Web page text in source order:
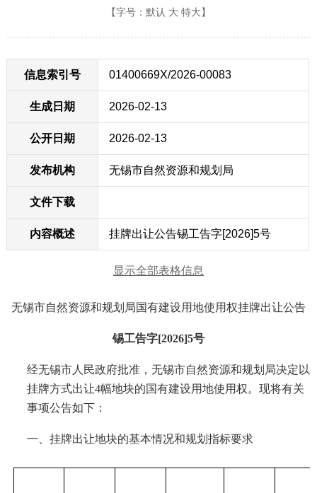
【字号： 默认 大 特大 】
信息索引号 01400669X/2026-00083
生成日期 2026-02-13
公开日期 2026-02-13
发布机构 无锡市自然资源和规划局
文件下载
内容概述 挂牌出让公告锡工告字[2026]5号
显示全部表格信息
无锡市自然资源和规划局国有建设用地使用权挂牌出让公告
锡工告字[2026]5号
经无锡市人民政府批准，无锡市自然资源和规划局决定以
挂牌方式出让4幅地块的国有建设用地使用权。现将有关
事项公告如下：
一、 挂牌出让地块的基本情况和规划指标要求